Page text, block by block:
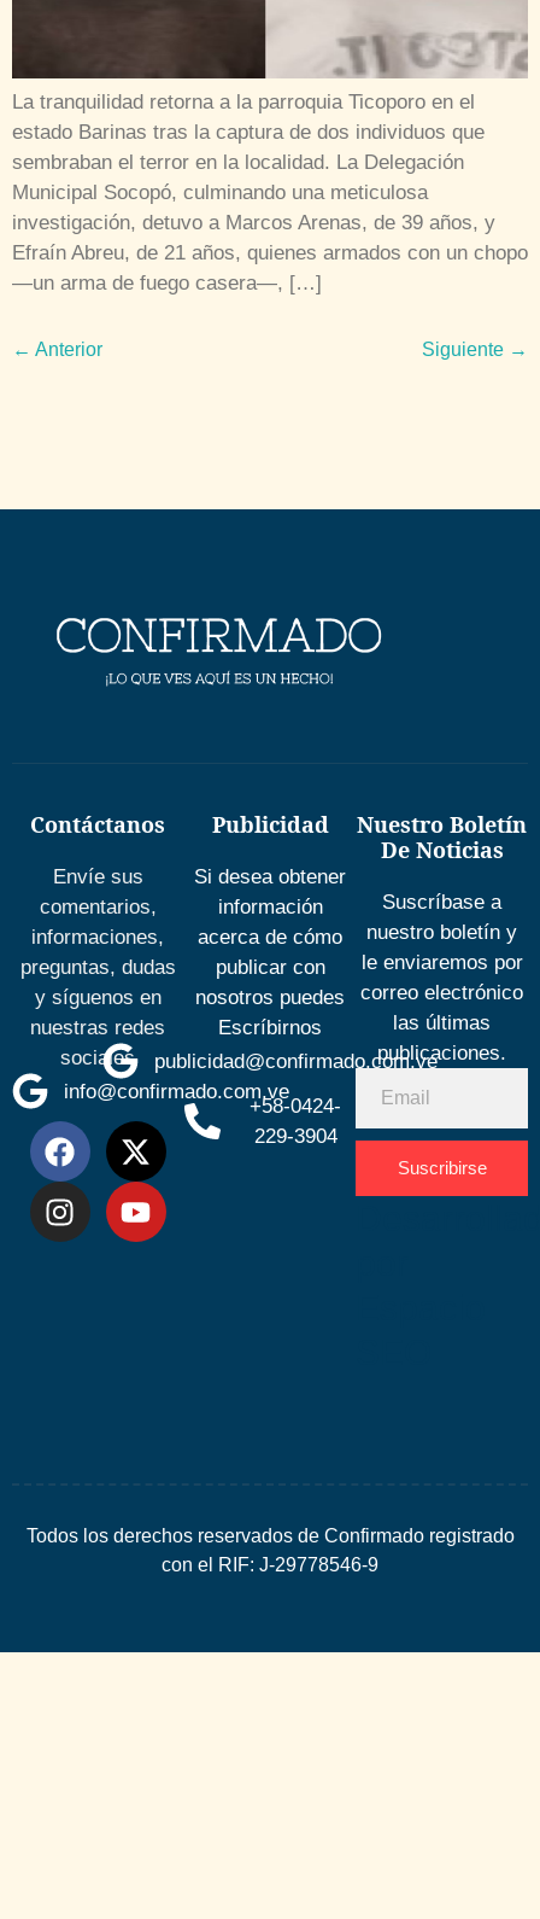
La tranquilidad retorna a la parroquia Ticoporo en el
estado Barinas tras la captura de dos individuos que
sembraban el terror en la localidad. La Delegación
Municipal Socopó, culminando una meticulosa
investigación, detuvo a Marcos Arenas, de 39 años, y
Efraín Abreu, de 21 años, quienes armados con un chopo
—un arma de fuego casera—, […]
← Anterior Siguiente →
Contáctanos
Envíe sus
comentarios,
informaciones,
preguntas, dudas
y síguenos en
nuestras redes
sociales
info@confirmado.com.ve
Publicidad
Si desea obtener
información
acerca de cómo
publicar con
nosotros puedes
Escríbirnos
publicidad@confirmado.com.ve
+58-0424-
229-3904
Nuestro Boletín
De Noticias
Suscríbase a
nuestro boletín y
le enviaremos por
correo electrónico
las últimas
publicaciones.
Suscribirse
Todos los derechos reservados de Confirmado registrado
con el RIF: J-29778546-9